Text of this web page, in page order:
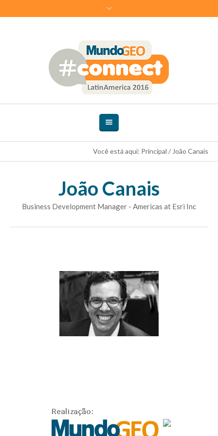
Você está aqui: Principal / João Canais
João Canais
Business Development Manager - Americas at Esri Inc